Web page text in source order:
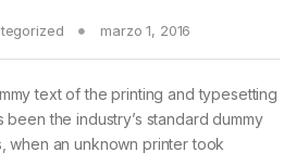
marzo 1, 2016
text of the printing and typesetting
been the industry’s standard dummy
when an unknown printer took